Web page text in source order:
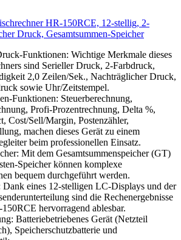
HR-150RCE, 12-stellig, 2-
Druck, Gesamtsummen-Speicher
Funktionen: Wichtige Merkmale dieses
sind Serieller Druck, 2-Farbdruck,
2,0 Zeilen/Sek., Nachträglicher Druck,
sowie Uhr/Zeitstempel.
Funktionen: Steuerberechnung,
Profi-Prozentrechnung, Delta %,
Cost/Sell/Margin, Postenzähler,
machen dieses Gerät zu einem
beim professionellen Einsatz.
Mit dem Gesamtsummenspeicher (GT)
Speicher können komplexe
bequem durchgeführt werden.
eines 12-stelligen LC-Displays und der
sind die Rechenergebnisse
hervorragend ablesbar.
Batteriebetriebenes Gerät (Netzteil
Speicherschutzbatterie und